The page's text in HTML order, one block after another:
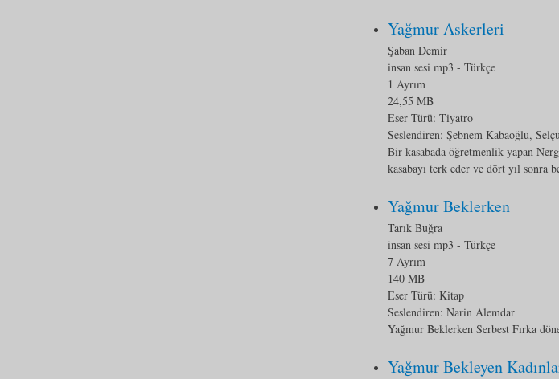
Yağmur Askerleri
Şaban Demir
insan sesi mp3 - Türkçe
1 Ayrım
24,55 MB
Eser Türü: Tiyatro
Seslendiren: Şebnem Kabaoğlu,
Bir kasabada öğretmenlik yapan
kasabayı terk eder ve dört yıl sonra
Yağmur Beklerken
Tarık Buğra
insan sesi mp3 - Türkçe
7 Ayrım
140 MB
Eser Türü: Kitap
Seslendiren: Narin Alemdar
Yağmur Beklerken Serbest Fırka
Yağmur Bekleyen